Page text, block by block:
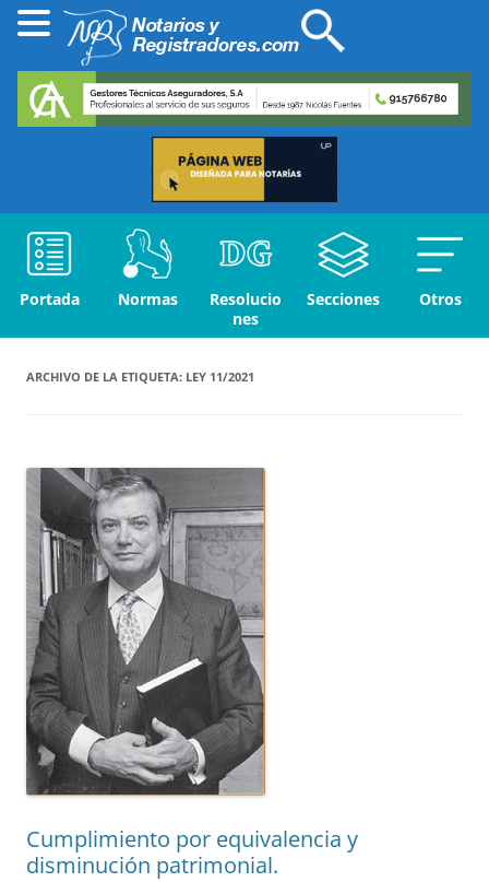
Portada Normas
Resolucio
nes
Secciones Otros
ARCHIVO DE LA ETIQUETA: LEY 11/2021
Cumplimiento por equivalencia y
disminución patrimonial.